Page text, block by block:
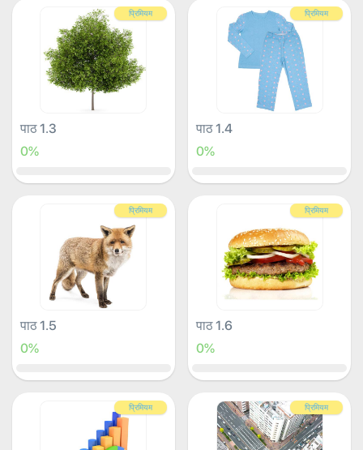
प्रिमियम
पाठ 1.3
0%
प्रिमियम
पाठ 1.4
0%
प्रिमियम
पाठ 1.5
0%
प्रिमियम
पाठ 1.6
0%
प्रिमियम प्रिमियम